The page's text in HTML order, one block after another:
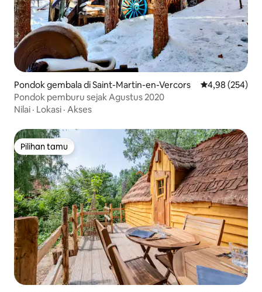
Pondok gembala di Saint-Martin-en-Vercors Nilai rata-rata
4,98 (254)
Pondok pemburu sejak Agustus 2020
Nilai · Lokasi · Akses
Pilihan tamu
Pilihan tamu